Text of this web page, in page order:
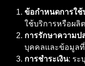
ข้อกำหนดการใช้
ใช้บริการหรือผ
การรักษาความป
บุคคลและข้อมูลที่
การชำระเงิน: ระ